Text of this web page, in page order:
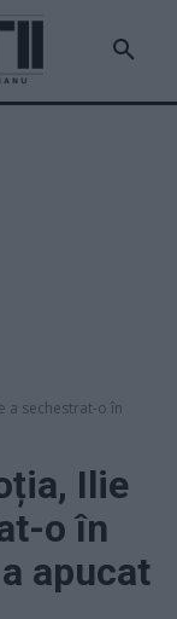
a sechestrat-o în
Ilie
o în
apucat